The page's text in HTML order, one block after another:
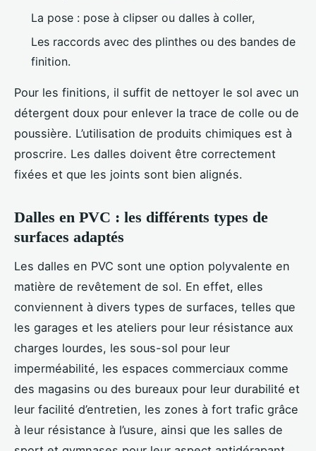
La pose : pose à clipser ou dalles à coller,
Les raccords avec des plinthes ou des bandes de
finition.
Pour les finitions, il suffit de nettoyer le sol avec un
détergent doux pour enlever la trace de colle ou de
poussière. L’utilisation de produits chimiques est à
proscrire. Les dalles doivent être correctement
fixées et que les joints sont bien alignés.
Dalles en PVC : les différents types de
surfaces adaptés
Les dalles en PVC sont une option polyvalente en
matière de revêtement de sol. En effet, elles
conviennent à divers types de surfaces, telles que
les garages et les ateliers pour leur résistance aux
charges lourdes, les sous-sol pour leur
imperméabilité, les espaces commerciaux comme
des magasins ou des bureaux pour leur durabilité et
leur facilité d’entretien, les zones à fort trafic grâce
à leur résistance à l’usure, ainsi que les salles de